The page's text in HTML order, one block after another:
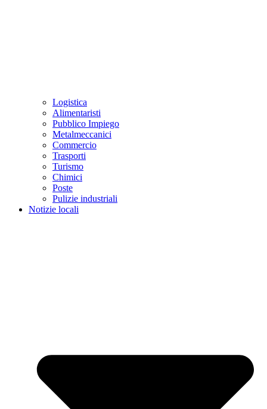
Logistica
Alimentaristi
Pubblico Impiego
Metalmeccanici
Commercio
Trasporti
Turismo
Chimici
Poste
Pulizie industriali
Notizie locali